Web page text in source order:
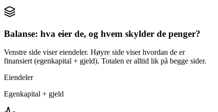
Balanse: hva eier de, og hvem skylder de penger?
Venstre side viser eiendeler. Høyre side viser hvordan de er
finansiert (egenkapital + gjeld). Totalen er alltid lik på begge sider.
Eiendeler
Egenkapital + gjeld